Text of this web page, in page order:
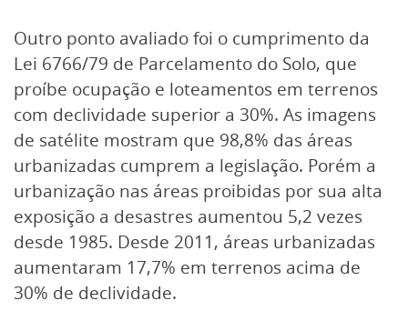
Outro ponto avaliado foi o cumprimento da
Lei 6766/79 de Parcelamento do Solo, que
proíbe ocupação e loteamentos em terrenos
com declividade superior a 30%. As imagens
de satélite mostram que 98,8% das áreas
urbanizadas cumprem a legislação. Porém a
urbanização nas áreas proibidas por sua alta
exposição a desastres aumentou 5,2 vezes
desde 1985. Desde 2011, áreas urbanizadas
aumentaram 17,7% em terrenos acima de
30% de declividade.